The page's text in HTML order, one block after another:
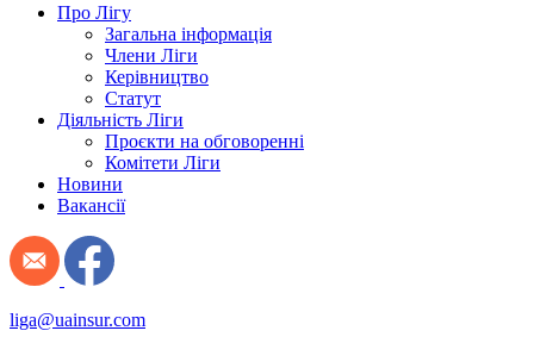
Про Лігу
Загальна інформація
Члени Ліги
Керівництво
Статут
Діяльність Ліги
Проєкти на обговоренні
Комітети Ліги
Новини
Вакансії
liga@uainsur.com